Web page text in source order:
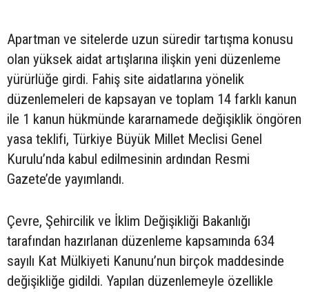
Apartman ve sitelerde uzun süredir tartışma konusu
olan yüksek aidat artışlarına ilişkin yeni düzenleme
yürürlüğe girdi. Fahiş site aidatlarına yönelik
düzenlemeleri de kapsayan ve toplam 14 farklı kanun
ile 1 kanun hükmünde kararnamede değişiklik öngören
yasa teklifi, Türkiye Büyük Millet Meclisi Genel
Kurulu’nda kabul edilmesinin ardından Resmi
Gazete’de yayımlandı.
Çevre, Şehircilik ve İklim Değişikliği Bakanlığı
tarafından hazırlanan düzenleme kapsamında 634
sayılı Kat Mülkiyeti Kanunu’nun birçok maddesinde
değişikliğe gidildi. Yapılan düzenlemeyle özellikle